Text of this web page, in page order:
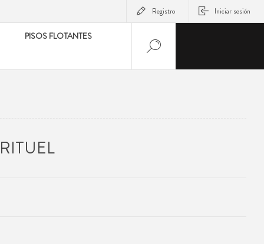
Registro Iniciar sesión
PISOS FLOTANTES